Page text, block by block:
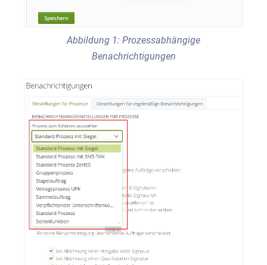
Abbildung 1: Prozessabhängige
Benachrichtigungen